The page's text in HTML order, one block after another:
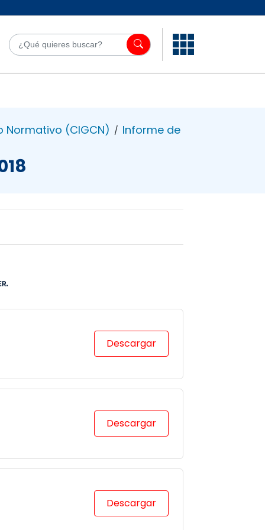
(CIGCN) / Informe de
Descargar
Descargar
Descargar